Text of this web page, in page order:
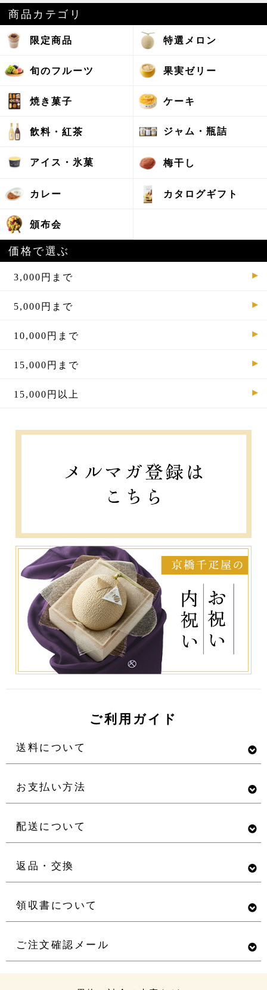
商品カテゴリ
限定商品 特選メロン
旬のフルーツ 果実ゼリー
焼き菓子 ケーキ
飲料・紅茶 ジャム・瓶詰
アイス・氷菓 梅干し
カレー カタログギフト
頒布会
価格で選ぶ
3,000円まで
5,000円まで
10,000円まで
15,000円まで
15,000円以上
ご利用ガイド
送料について
お支払い方法
配送について
返品・交換
領収書について
ご注文確認メール